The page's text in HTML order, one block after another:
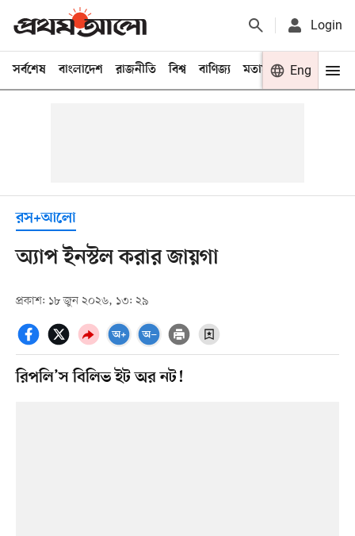
Login
সর্বশেষ বাংলাদেশ রাজনীতি বিশ্ব বাণিজ্য মতামত খেলা
Eng
রস+আলো
অ্যাপ ইনস্টল করার জায়গা
প্রকাশ: ১৮ জুন ২০২৬, ১৩: ২৯
রিপলি’স বিলিভ ইট অর নট!